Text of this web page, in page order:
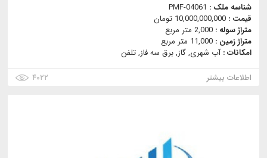
شناسه ملک : PMF-04061
قیمت : 10,000,000,000 تومان
متراژ سوله : 2,000 متر مربع
متراژ زمین : 11,000 متر مربع
امکانات :آب شهری, گاز, برق سه فاز, تلفن
اطلاعات بیشتر
۴۰۲۲